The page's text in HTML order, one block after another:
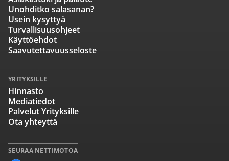
SEURAA NETTIMOTOA
Unohditko salasanan?
Usein kysyttyä
Turvallisuusohjeet
Käyttöehdot
Saavutettavuusseloste
YRITYKSILLE
Hinnasto
Mediatiedot
Palvelut Yrityksille
Ota yhteyttä